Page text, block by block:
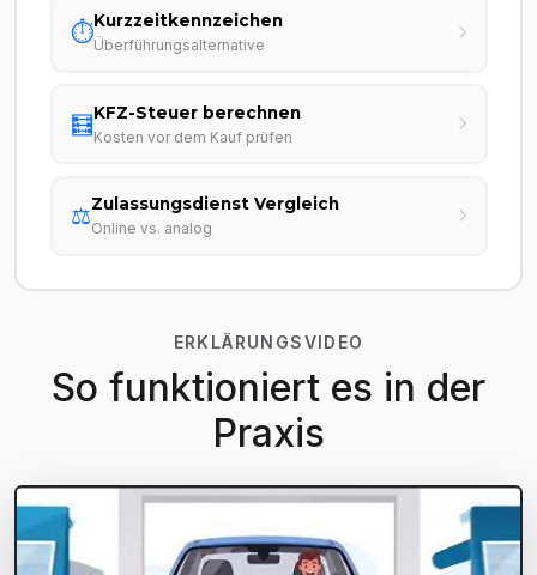
⏱️Kurzzeitkennzeichen
Überführungsalternative
🧮KFZ-Steuer berechnen
Kosten vor dem Kauf prüfen
⚖️Zulassungsdienst Vergleich
Online vs. analog
ERKLÄRUNGSVIDEO
So funktioniert es in der
Praxis